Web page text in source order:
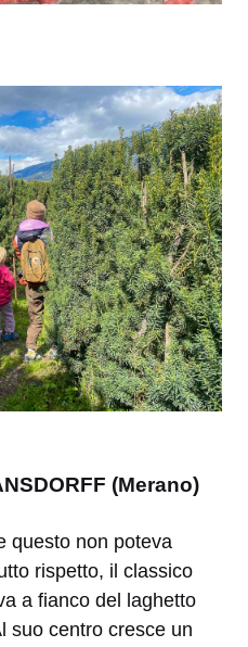
(Merano)
questo non poteva
rispetto, il classico
a fianco del laghetto
suo centro cresce un